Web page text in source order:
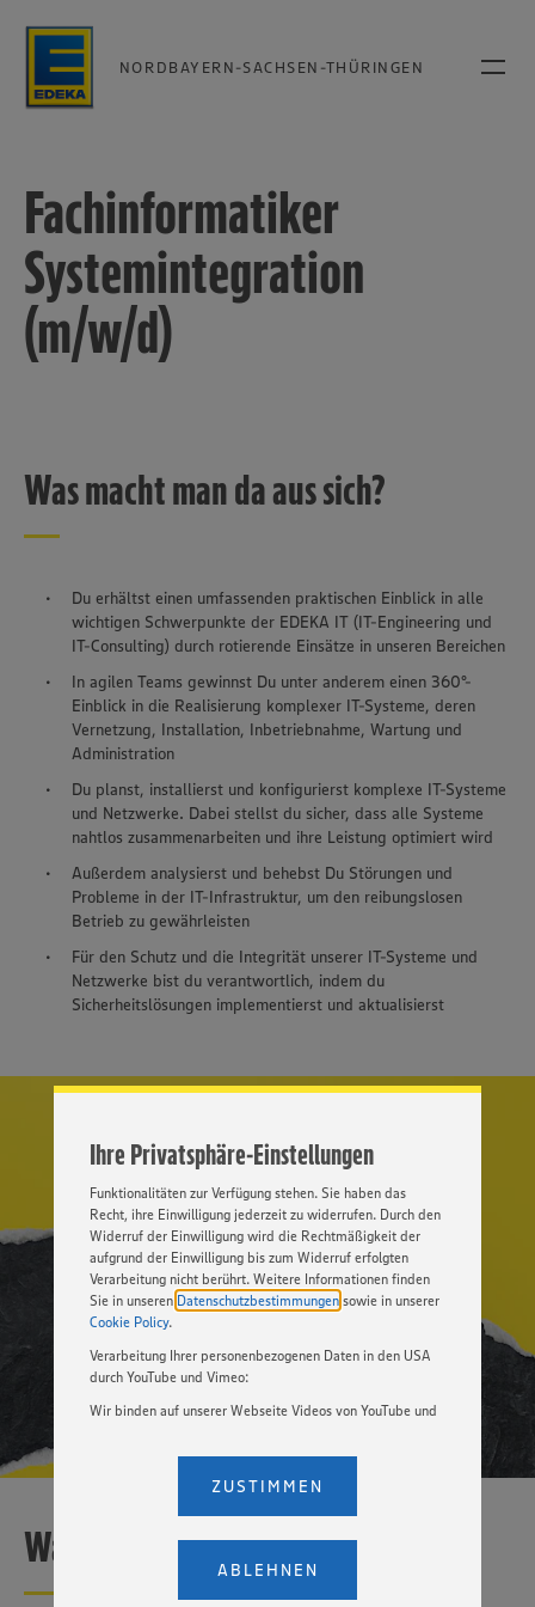
Ihre Privatsphäre-Einstellungen
Wir setzen Cookies und andere Technologien ein, um Ihnen
ein bestmögliches Nutzungserlebnis unserer Website zu
ermöglichen. Wir verwenden Ihre Daten, um unsere
Cookies und anderer Technologien ist freiwillig und kann
„EINSTELLUNGEN ÄNDERN”. Bitte beachten Sie, dass auf
Basis Ihrer Einstellungen ggf. nicht mehr alle
Funktionalitäten zur Verfügung stehen. Sie haben das
Recht, ihre Einwilligung jederzeit zu widerrufen. Durch den
Widerruf der Einwilligung wird die Rechtmäßigkeit der
aufgrund der Einwilligung bis zum Widerruf erfolgten
Verarbeitung nicht berührt. Weitere Informationen finden
Sie in unseren Datenschutzbestimmungen sowie in unserer
Cookie Policy.
Verarbeitung Ihrer personenbezogenen Daten in den USA
durch YouTube und Vimeo:
Wir binden auf unserer Webseite Videos von YouTube und
Einstellungen bezüglich YouTube und Vimeo zu ändern,
ein, dass Ihre Daten (IP-Adresse, Zeitstempel, ggf.
Nutzerverhalten auf unserer Webseite) an die Anbieter der
Dienste YouTube und Vimeo in den USA übermittelt und
dort verarbeitet werden. Der EuGH sieht die USA als Land
mit einem nach europäischen Standards nicht
angemessenen Datenschutzniveau an. Es besteht das
ABLEHNEN
ZUSTIMMEN
NORDBAYERN-SACHSEN-THÜRINGEN
Fachinformatiker
Systemintegration
(m/w/d)
Was macht man da aus sich?
Du erhältst einen umfassenden praktischen Einblick in alle
wichtigen Schwerpunkte der EDEKA IT (IT-Engineering und
IT-Consulting) durch rotierende Einsätze in unseren Bereichen
In agilen Teams gewinnst Du unter anderem einen 360°-
Einblick in die Realisierung komplexer IT-Systeme, deren
Vernetzung, Installation, Inbetriebnahme, Wartung und
Administration
Du planst, installierst und konfigurierst komplexe IT-Systeme
und Netzwerke. Dabei stellst du sicher, dass alle Systeme
nahtlos zusammenarbeiten und ihre Leistung optimiert wird
Außerdem analysierst und behebst Du Störungen und
Probleme in der IT-Infrastruktur, um den reibungslosen
Betrieb zu gewährleisten
Für den Schutz und die Integrität unserer IT-Systeme und
Netzwerke bist du verantwortlich, indem du
Sicherheitslösungen implementierst und aktualisierst
Was sollte man dafür mitbringen?